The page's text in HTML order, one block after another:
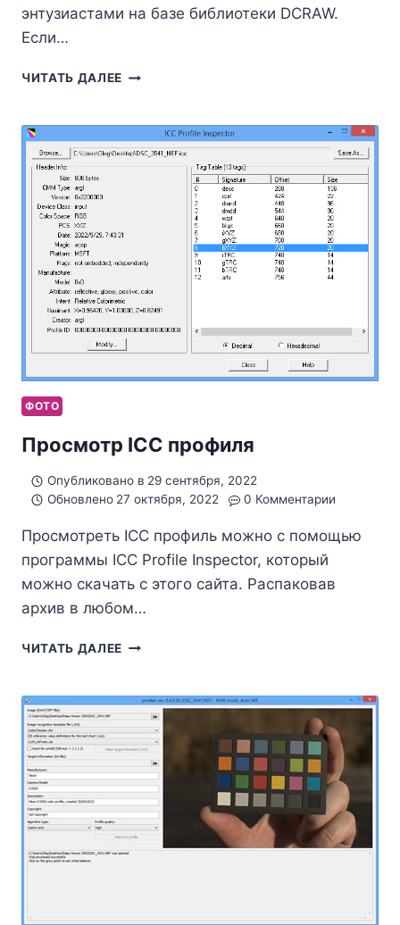
энтузиастами на базе библиотеки DCRAW.
Если…
ЧИТАТЬ ДАЛЕЕ RAWTHERAPEE
ФОТО
Просмотр ICC профиля
Опубликовано в 29 сентября, 2022
Обновлено 27 октября, 2022 0 Комментарии
Просмотреть ICC профиль можно с помощью
программы ICC Profile Inspector, который
можно скачать с этого сайта. Распаковав
архив в любом…
ЧИТАТЬ ДАЛЕЕ ПРОСМОТР